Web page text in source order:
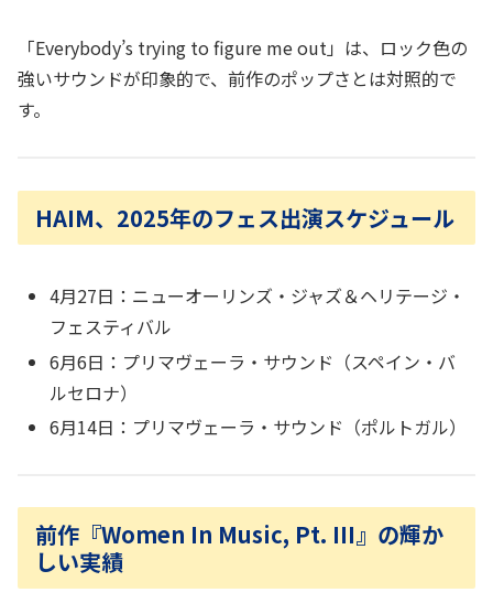
「Everybody’s trying to figure me out」は、ロック色の
強いサウンドが印象的で、前作のポップさとは対照的で
す。
HAIM、2025年のフェス出演スケジュール
4月27日：ニューオーリンズ・ジャズ＆ヘリテージ・
フェスティバル
6月6日：プリマヴェーラ・サウンド（スペイン・バ
ルセロナ）
6月14日：プリマヴェーラ・サウンド（ポルトガル）
前作『Women In Music, Pt. III』の輝か
しい実績